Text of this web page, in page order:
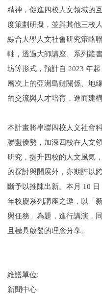
精神，促進四校人文領域的
度策劃研擬，並與其他三校
綜合大學人文社會研究策略
軸，透過大師講座、系列叢
坊等形式，預計自 2023 年
層次上的亞洲島鏈關係、地
的交流與人才培育，進而建
本計畫將串聯四校人文社會
聯盟優勢，加深四校在人文
研究，提升四校的人文風氣
的探討與開展外，亦期許以
斷予以推陳出新。本月 10
年校慶系列講座之邀，以「
與任務」為題，進行講演，
且極具啟發的理念分享。
維護單位:
新聞中心